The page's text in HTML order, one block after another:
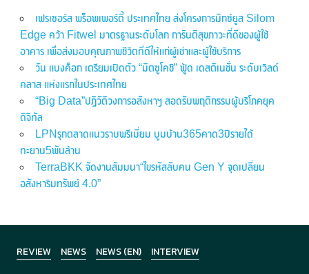
เฟรเซอร์ส พร็อพเพอร์ตี้ ประเทศไทย ส่งโครงการมิกซ์ยูส Silom
Edge คว้า Fitwel มาตรฐานระดับโลก การันตีสุขภาวะที่ดีของผู้ใช้
อาคาร เพื่อส่งมอบคุณภาพชีวิตที่ดีให้แก่ผู้เช่าและผู้ใช้บริการ
วัน แบงค็อก เตรียมเปิดตัว “มิตซูโคชิ” ฟู้ด เดสติเนชั่น ระดับเวิลด์
คลาส แห่งแรกในประเทศไทย
“Big Data”ปฏิวัติวงการอสังหาฯ สอดรับพฤติกรรมผู้บริโภคยุค
ดิจิทัล
LPNรุกตลาดแนวราบพรีเมี่ยม บูมบ้าน365คาด3ปีรายได้
ทะยาน5พันล้าน
TerraBKK จัดงานสัมมนา“ไขรหัสลับคน Gen Y จุดเปลี่ยน
อสังหาริมทรัพย์ 4.0”
REVIEW NEWS NEWS (EN) INTERVIEW